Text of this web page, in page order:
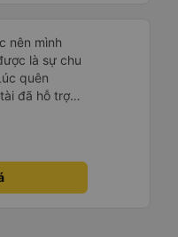
nên mình
là sự chu
quên
đã hỗ trợ